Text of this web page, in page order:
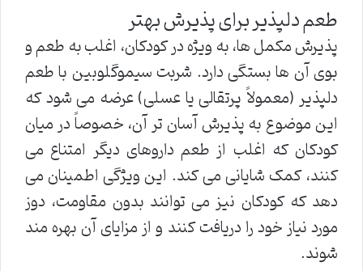
طعم دلپذیر برای پذیرش بهتر
پذیرش مکمل ها، به ویژه در کودکان، اغلب به طعم و
بوی آن ها بستگی دارد. شربت سیموگلوبین با طعم
دلپذیر (معمولاً پرتقالی یا عسلی) عرضه می شود که
این موضوع به پذیرش آسان تر آن، خصوصاً در میان
کودکان که اغلب از طعم داروهای دیگر امتناع می
کنند، کمک شایانی می کند. این ویژگی اطمینان می
دهد که کودکان نیز می توانند بدون مقاومت، دوز
مورد نیاز خود را دریافت کنند و از مزایای آن بهره مند
شوند.